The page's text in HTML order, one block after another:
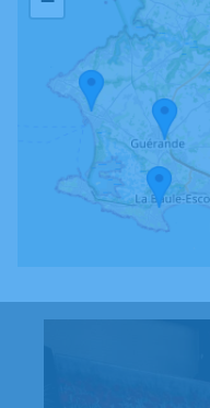
PFO MONTOIR
4.8/5 (6
02 28 54 97 39
5, Place François